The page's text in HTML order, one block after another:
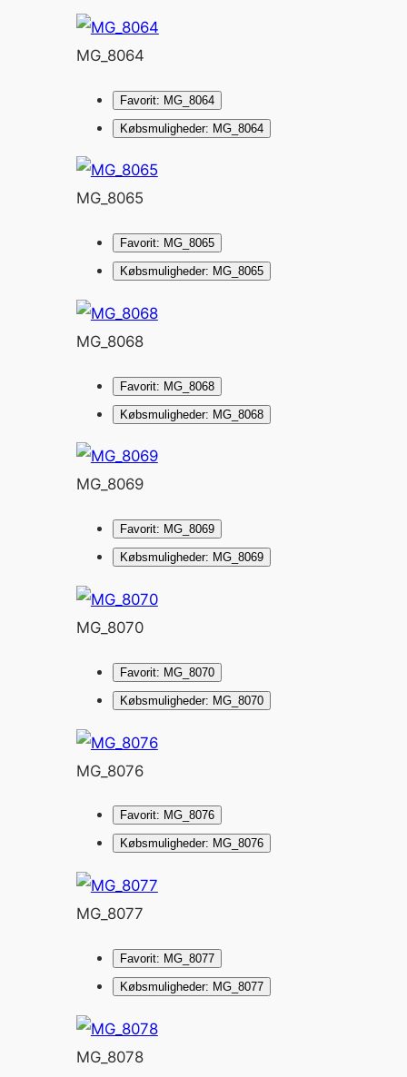
MG_8064
Favorit: MG_8064
Købsmuligheder: MG_8064
MG_8065
Favorit: MG_8065
Købsmuligheder: MG_8065
MG_8068
Favorit: MG_8068
Købsmuligheder: MG_8068
MG_8069
Favorit: MG_8069
Købsmuligheder: MG_8069
MG_8070
Favorit: MG_8070
Købsmuligheder: MG_8070
MG_8076
Favorit: MG_8076
Købsmuligheder: MG_8076
MG_8077
Favorit: MG_8077
Købsmuligheder: MG_8077
MG_8078